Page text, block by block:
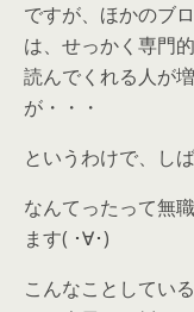
ですが、ほかのブ
は、せっかく専門
読んでくれる人が
が・・・
というわけで、し
なんてったって無
ます( ･∀･)
こんなことしてい